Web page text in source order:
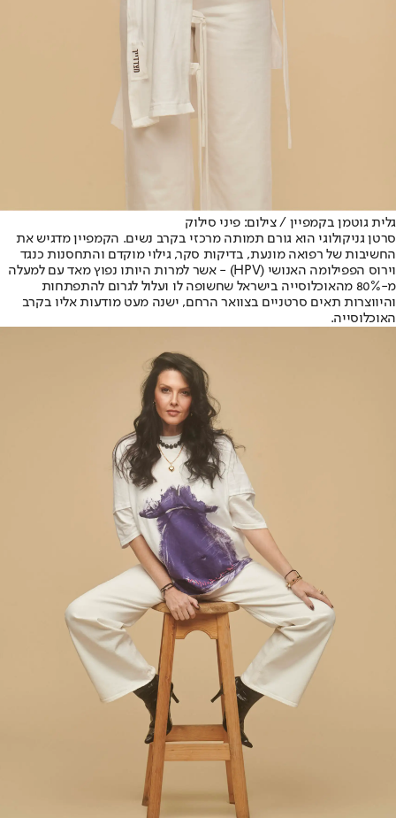
גלית גוטמן בקמפיין / צילום: פיני סילוק
סרטן גניקולוגי הוא גורם תמותה מרכזי בקרב נשים. הקמפיין מדגיש את
החשיבות של רפואה מונעת, בדיקות סקר, גילוי מוקדם והתחסנות כנגד
וירוס הפפילומה האנושי (HPV) - אשר למרות היותו נפוץ מאד עם למעלה
מ-80% מהאוכלוסייה בישראל שחשופה לו ועלול לגרום להתפתחות
והיווצרות תאים סרטניים בצוואר הרחם, ישנה מעט מודעות אליו בקרב
האוכלוסייה.